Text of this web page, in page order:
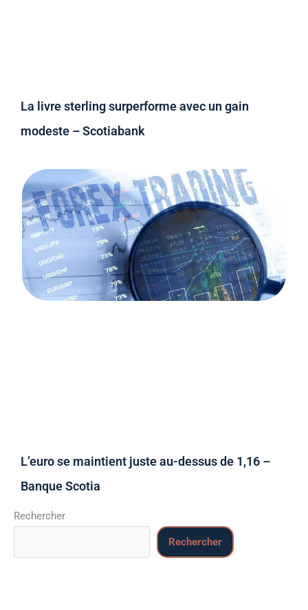
La livre sterling surperforme avec un gain
modeste – Scotiabank
L’euro se maintient juste au-dessus de 1,16 –
Banque Scotia
Rechercher
Rechercher